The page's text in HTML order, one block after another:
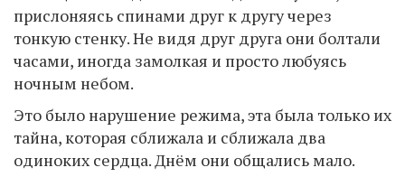
прислоняясь спинами друг к другу через
тонкую стенку. Не видя друг друга они болтали
часами, иногда замолкая и просто любуясь
ночным небом.
Это было нарушение режима, эта была только их
тайна, которая сближала и сближала два
одиноких сердца. Днём они общались мало.